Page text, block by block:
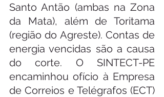
Santo Antão (ambas na Zona
da Mata), além de Toritama
(região do Agreste). Contas de
energia vencidas são a causa
do corte. O SINTECT-PE
encaminhou ofício à Empresa
de Correios e Telégrafos (ECT)